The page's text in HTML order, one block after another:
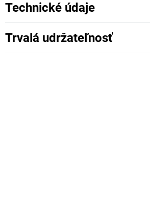
Technické údaje
Trvalá udržateľnosť